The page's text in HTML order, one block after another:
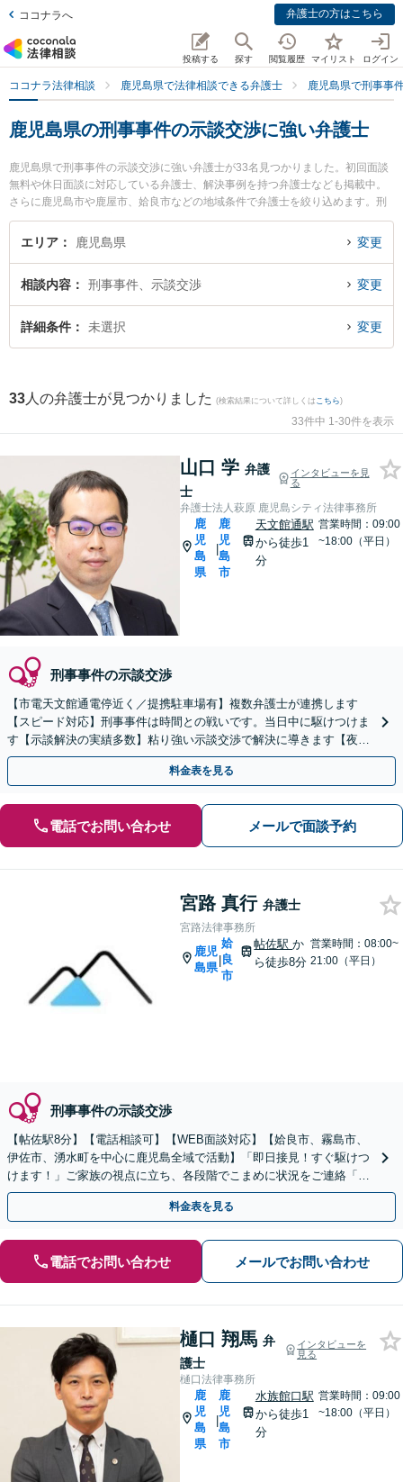
ココナラへ 弁護士の方はこちら
投稿する 探す 閲覧履歴 マイリスト ログイン
ココナラ法律相談 鹿児島県で法律相談できる弁護士 鹿児島県で刑事事
鹿児島県の刑事事件の示談交渉に強い弁護士
鹿児島県で刑事事件の示談交渉に強い弁護士が33名見つかりました。初回面談
無料や休日面談に対応している弁護士、解決事例を持つ弁護士なども掲載中。
さらに鹿児島市や鹿屋市、姶良市などの地域条件で弁護士を絞り込めます。刑
事事件に関係する加害者側や少年犯罪、再犯・前科あり等の細かな分野での絞
り込み検索もでき便利です。特に弁護士法人萩原 鹿児島シティ法律事務所の山
児島県で土日や夜間に発生した刑事事件の示談交渉のトラブルを今すぐに弁護
士に相談したい』『刑事事件の示談交渉のトラブル解決の実績豊富な近くの弁
護士を検索したい』『初回相談無料で刑事事件の示談交渉を法律相談できる鹿
エリア 鹿児島県 変更
相談内容 刑事事件、示談交渉 変更
詳細条件 未選択 変更
33 人の弁護士が見つかりました (検索結果について詳しくは こちら)
33件中 1-30件を表示
山口 学 弁護
士
インタビューを見
る
弁護士法人萩原 鹿児島シティ法律事務所
鹿
児
島
県
|
鹿
児
島
市
天文館通駅
から徒歩1
分
営業時間：09:00
~18:00（平日）
刑事事件の示談交渉
【市電天文館通電停近く／提携駐車場有】複数弁護士が連携します
【スピード対応】刑事事件は時間との戦いです。当日中に駆けつけま
す【示談解決の実績多数】粘り強い示談交渉で解決に導きます【夜
間・休日のご相談可能】
料金表を見る
電話でお問い合わせ メールで面談予約
宮路 真行 弁護士
宮路法律事務所
鹿児
島県
|
姶
良
市
帖佐駅か
ら徒歩8分
営業時間：08:00~
21:00（平日）
刑事事件の示談交渉
【帖佐駅8分】【電話相談可】【WEB面談対応】【姶良市、霧島市、
伊佐市、湧水町を中心に鹿児島全域で活動】「即日接見！すぐ駆けつ
けます！」ご家族の視点に立ち、各段階でこまめに状況をご連絡「被
害者感情に十分に配慮し示談交渉」【休日・夜間相談可】
料金表を見る
電話でお問い合わせ メールでお問い合わせ
樋口 翔馬 弁
護士
インタビューを
見る
樋口法律事務所
鹿
児
島
県
|
鹿
児
島
市
水族館口駅
から徒歩1
分
営業時間：09:00
~18:00（平日）